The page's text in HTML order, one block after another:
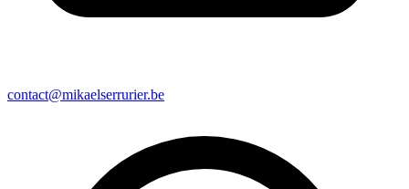
contact@mikaelserrurier.be